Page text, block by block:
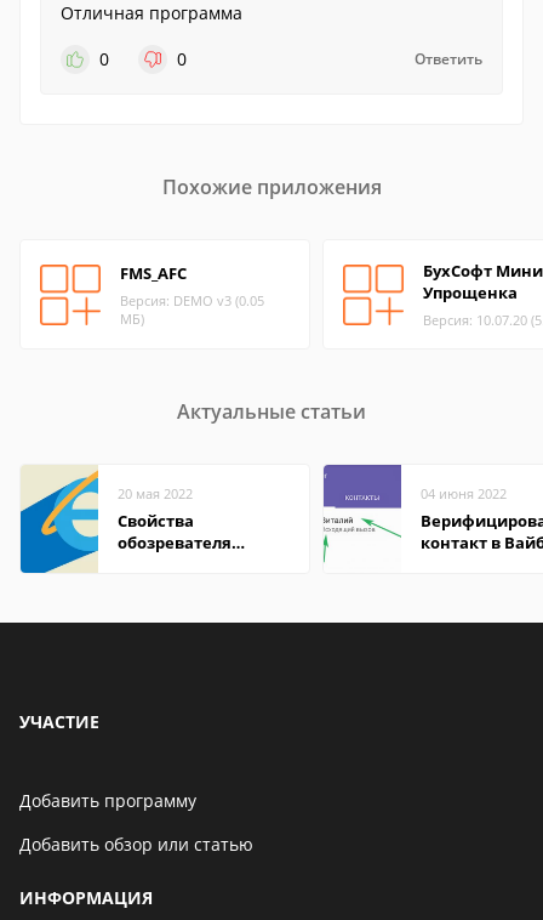
Отличная программа
0
0 Ответить
Похожие приложения
FMS_AFC
Версия: DEMO v3 (0.05
МБ)
БухСофт Мини
Упрощенка
Версия: 10.07.20
Актуальные статьи
20 мая 2022
Свойства
обозревателя
04 июня 2022
контакт в
УЧАСТИЕ
Добавить программу
Добавить обзор или статью
ИНФОРМАЦИЯ